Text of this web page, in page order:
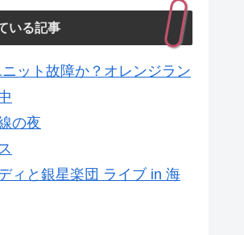
いる記事
ット故障か？オレンジラン
の夜
ィと銀星楽団 ライブ in 海